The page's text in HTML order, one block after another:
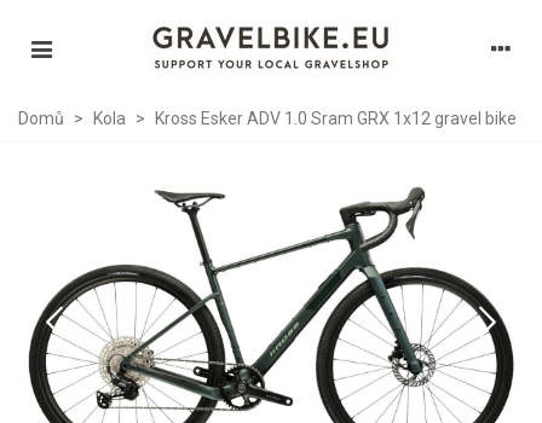
Domů > Kola > Kross Esker ADV 1.0 Sram GRX 1x12 gravel bike